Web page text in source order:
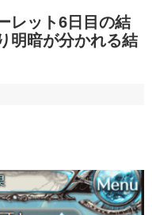
レット6日目の結
明暗が分かれる結